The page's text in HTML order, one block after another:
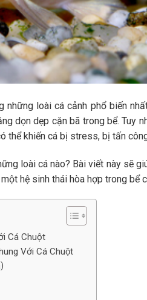
những loài cá cảnh phổ biến
dọn dẹp cặn bã trong bể. Tuy
thể khiến cá bị stress, bị tấn
loài cá nào? Bài viết này sẽ
hệ sinh thái hòa hợp trong bể
Cá Chuột
Với Cá Chuột